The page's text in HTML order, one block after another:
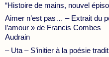
“Histoire de mains, nouvel
Aimer n’est pas… – Extrait du
l’amour » de Francis Combes
Audrain
– Uta – S’initier à la poésie